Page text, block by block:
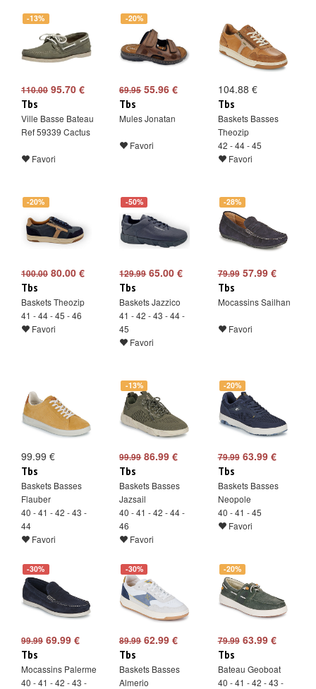
-13%
110.00 95.70 €
Tbs
Ville Basse Bateau
Ref 59339 Cactus
Favori
-20%
69.9555.96 €
Tbs
Mules Jonatan
Favori
104.88 €
Tbs
Baskets Basses
Theozip
42 - 44 - 45
Favori
-20%
100.00 80.00 €
Tbs
Baskets Theozip
41 - 44 - 45 - 46
Favori
-50%
129.9965.00 €
Tbs
Baskets Jazzico
41 - 42 - 43 - 44 -
45
Favori
-28%
79.9957.99 €
Tbs
Mocassins Sailhan
Favori
99.99 €
Tbs
Baskets Basses
Flauber
40 - 41 - 42 - 43 -
44
Favori
-13%
99.9986.99 €
Tbs
Baskets Basses
Jazsail
40 - 41 - 42 - 44 -
46
Favori
-20%
79.9963.99 €
Tbs
Baskets Basses
Neopole
40 - 41 - 45
Favori
-30%
99.99 69.99 €
Tbs
Mocassins Palerme
40 - 41 - 42 - 43 -
-30%
89.9962.99 €
Tbs
Baskets Basses
Almerio
-20%
79.9963.99 €
Tbs
Bateau Geoboat
40 - 41 - 42 - 43 -